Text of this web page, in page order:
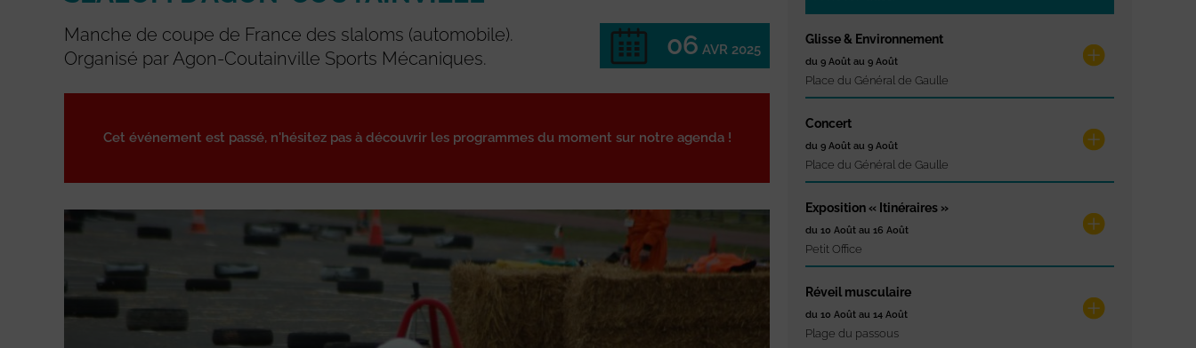
Manche de coupe de France des slaloms (automobile).
Organisé par Agon-Coutainville Sports Mécaniques.
06 AVR 2025
Cet événement est passé, n'hésitez pas à découvrir les programmes du moment sur notre agenda !
Glisse & Environnement
du 9 Août au 9 Août
Place du Général de Gaulle
Concert
du 9 Août au 9 Août
Place du Général de Gaulle
Exposition « Itinéraires »
du 10 Août au 16 Août
Petit Office
Réveil musculaire
du 10 Août au 14 Août
Plage du passous